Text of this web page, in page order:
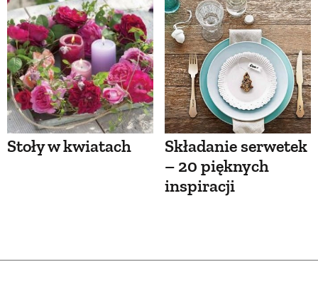
Stoły w kwiatach
Składanie serwetek
– 20 pięknych
inspiracji